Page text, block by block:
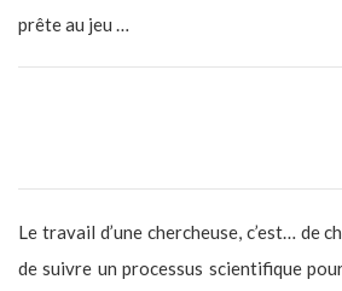
prête au jeu …
Le travail d’une chercheuse, c’est… de
de suivre un processus scientifique